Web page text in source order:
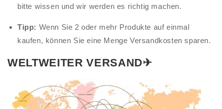
bitte wissen und wir werden es richtig machen.
Tipp: Wenn Sie 2 oder mehr Produkte auf einmal
kaufen, können Sie eine Menge Versandkosten sparen.
WELTWEITER VERSAND✈